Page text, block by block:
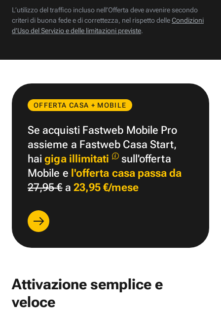
L’utilizzo del traffico incluso nell’Offerta deve avvenire secondo
criteri di buona fede e di correttezza, nel rispetto delleCondizioni
d’Uso del Servizio e delle limitazioni previste.
OFFERTA CASA + MOBILE
Se acquisti Fastweb Mobile Pro
assieme a Fastweb Casa Start,
haigiga illimitati
sull'offerta
Mobile e l'offerta casa passa da
27,95 €a 23,95 €/mese
Attivazione semplice e
veloce